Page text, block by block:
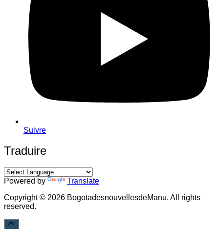
Suivre
Traduire
Powered by
Translate
Copyright © 2026 BogotadesnouvellesdeManu. All rights
reserved.